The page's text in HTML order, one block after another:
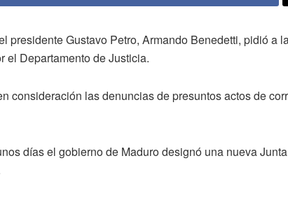
presidente Gustavo Petro, Armando Benedetti, pidió
el Departamento de Justicia.
consideración las denuncias de presuntos actos de
días el gobierno de Maduro designó una nueva